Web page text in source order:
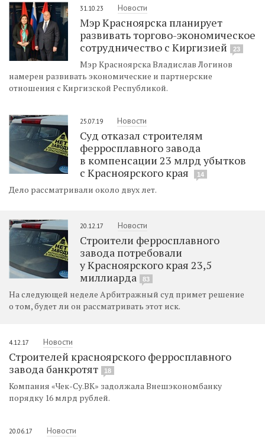
31.10.23 Новости
Мэр Красноярска планирует
развивать торгово-экономическое
сотрудничество с Киргизией
23
Мэр Красноярска Владислав Логинов
намерен развивать экономические и партнерские
отношения с Киргизской Республикой.
25.07.19 Новости
Суд отказал строителям
ферросплавного завода
в компенсации 23 млрд убытков
с Красноярского края
14
Дело рассматривали около двух лет.
20.12.17 Новости
Строители ферросплавного
завода потребовали
у Красноярского края 23,5
миллиарда
83
На следующей неделе Арбитражный суд примет решение
о том, будет ли он рассматривать этот иск.
4.12.17 Новости
Строителей красноярского ферросплавного
завода банкротят
18
Компания «Чек-Су.ВК» задолжала Внешэкономбанку
порядку 16 млрд рублей.
20.06.17 Новости